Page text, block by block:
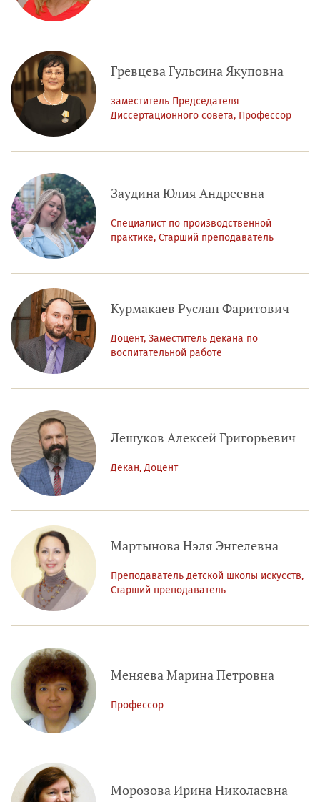
Гревцева Гульсина Якуповна
заместитель Председателя
Диссертационного совета, Профессор
Заудина Юлия Андреевна
Специалист по производственной
практике, Старший преподаватель
Курмакаев Руслан Фаритович
Доцент, Заместитель декана по
воспитательной работе
Лешуков Алексей Григорьевич
Декан, Доцент
Мартынова Нэля Энгелевна
Преподаватель детской школы искусств,
Старший преподаватель
Меняева Марина Петровна
Профессор
Морозова Ирина Николаевна